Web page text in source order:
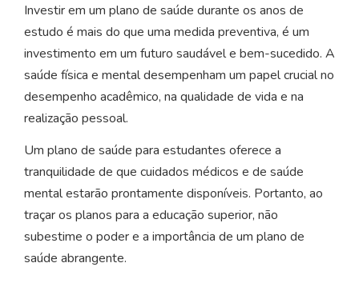
Investir em um plano de saúde durante os anos de
estudo é mais do que uma medida preventiva, é um
investimento em um futuro saudável e bem-sucedido. A
saúde física e mental desempenham um papel crucial no
desempenho acadêmico, na qualidade de vida e na
realização pessoal.
Um plano de saúde para estudantes oferece a
tranquilidade de que cuidados médicos e de saúde
mental estarão prontamente disponíveis. Portanto, ao
traçar os planos para a educação superior, não
subestime o poder e a importância de um plano de
saúde abrangente.